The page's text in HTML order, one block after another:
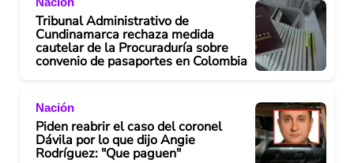
Tribunal Administrativo de
Cundinamarca rechaza medida
cautelar de la Procuraduría sobre
convenio de pasaportes en Colombia
Nación
Piden reabrir el caso del coronel
Dávila por lo que dijo Angie
Rodríguez: "Que paguen"